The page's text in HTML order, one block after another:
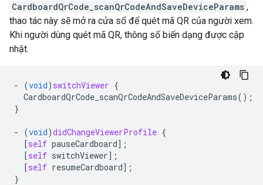
CardboardQrCode_scanQrCodeAndSaveDeviceParams ,
thao tác này sẽ mở ra cửa sổ để quét mã QR của người xem.
Khi người dùng quét mã QR, thông số biến dạng được cập
nhật.
- (void) switchViewer {
CardboardQrCode_scanQrCodeAndSaveDeviceParams();
}
- (void)didChangeViewerProfile {
[self pauseCardboard];
[self switchViewer];
[self resumeCardboard];
}